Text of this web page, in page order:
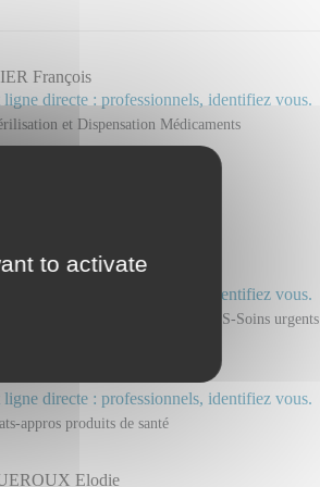
François
directe : professionnels, identifiez vous.
et Dispensation Médicaments
Jihen
ligne directe : professionnels, identifiez vous.
: HAD - rétrocession-PASS-Soins urgents
directe : professionnels, identifiez vous.
appros produits de santé
Elodie
to activate